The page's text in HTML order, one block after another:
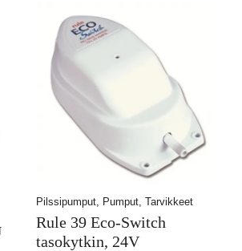
Pilssipumput, Pumput, Tarvikkeet
Rule 39 Eco-Switch
tasokytkin, 24V